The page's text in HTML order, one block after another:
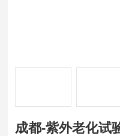
成都-紫外老化试